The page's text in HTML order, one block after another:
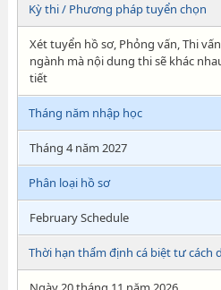
Kỳ thi / Phương pháp tuyển chọn
Xét tuyển hồ sơ, Phỏng vấn, Thi
ngành mà nội dung thi sẽ khác
tiết
Tháng năm nhập học
Tháng 4 năm 2027
Phân loại hồ sơ
February Schedule
Thời hạn thẩm định cá biệt tư cách